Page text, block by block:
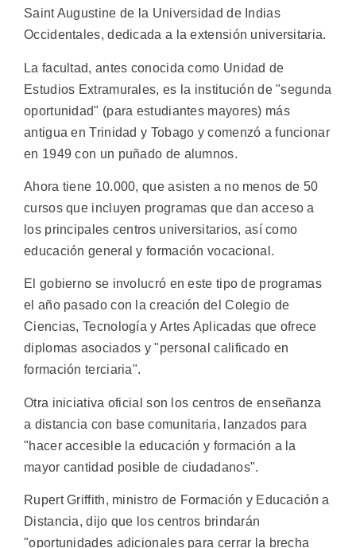
Saint Augustine de la Universidad de Indias
Occidentales, dedicada a la extensión universitaria.
La facultad, antes conocida como Unidad de
Estudios Extramurales, es la institución de "segunda
oportunidad" (para estudiantes mayores) más
antigua en Trinidad y Tobago y comenzó a funcionar
en 1949 con un puñado de alumnos.
Ahora tiene 10.000, que asisten a no menos de 50
cursos que incluyen programas que dan acceso a
los principales centros universitarios, así como
educación general y formación vocacional.
El gobierno se involucró en este tipo de programas
el año pasado con la creación del Colegio de
Ciencias, Tecnología y Artes Aplicadas que ofrece
diplomas asociados y "personal calificado en
formación terciaria".
Otra iniciativa oficial son los centros de enseñanza
a distancia con base comunitaria, lanzados para
"hacer accesible la educación y formación a la
mayor cantidad posible de ciudadanos".
Rupert Griffith, ministro de Formación y Educación a
Distancia, dijo que los centros brindarán
"oportunidades adicionales para cerrar la brecha